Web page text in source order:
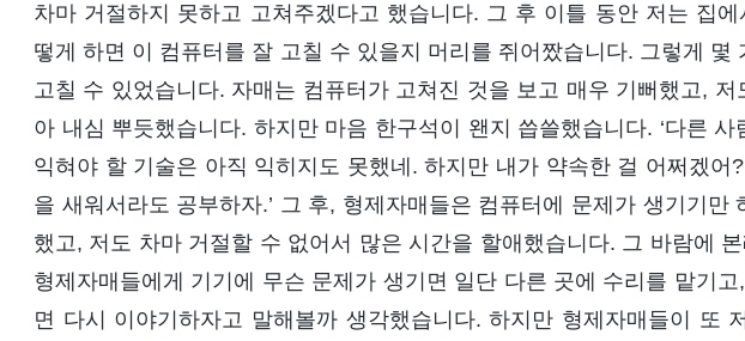
차마 거절하지 못하고 고쳐주겠다고 했습니다. 그 후 이틀 동안 저는 집
떻게 하면 이 컴퓨터를 잘 고칠 수 있을지 머리를 쥐어짰습니다. 그렇게 몇
고칠 수 있었습니다. 자매는 컴퓨터가 고쳐진 것을 보고 매우 기뻐했고,
아 내심 뿌듯했습니다. 하지만 마음 한구석이 왠지 씁쓸했습니다. ‘다른
익혀야 할 기술은 아직 익히지도 못했네. 하지만 내가 약속한 걸 어쩌겠
을 새워서라도 공부하자.’ 그 후, 형제자매들은 컴퓨터에 문제가 생기기만
했고, 저도 차마 거절할 수 없어서 많은 시간을 할애했습니다. 그 바람에
형제자매들에게 기기에 무슨 문제가 생기면 일단 다른 곳에 수리를 맡기
면 다시 이야기하자고 말해볼까 생각했습니다. 하지만 형제자매들이 또